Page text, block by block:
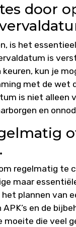
door
is het
is
kun je
met de wet
is niet alleen
en
regelmatig te
maar
plannen van
en de
moeite die veel